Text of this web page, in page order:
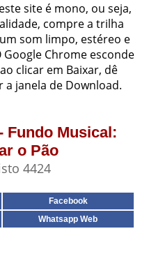
site é mono, ou seja,
compre a trilha
som limpo, estéreo e
Chrome esconde
clicar em Baixar, dê
janela de Download.
Fundo Musical:
o Pão
4424
Facebook
Whatsapp Web